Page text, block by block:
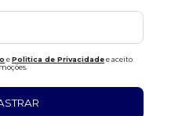
ePolitica de Privacidadee aceito